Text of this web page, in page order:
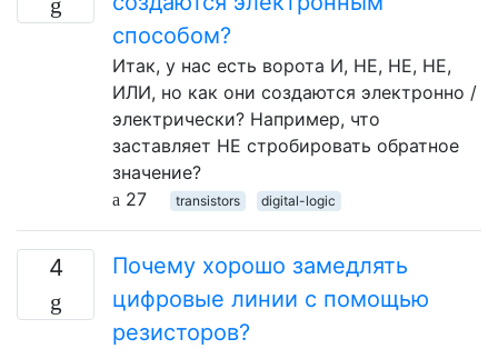
способом?
Итак, у нас есть ворота И, НЕ, НЕ, НЕ,
ИЛИ, но как они создаются электронно /
электрически? Например, что
заставляет НЕ стробировать обратное
значение?
27
transistors digital-logic
4
Почему хорошо замедлять
цифровые линии с помощью
резисторов?